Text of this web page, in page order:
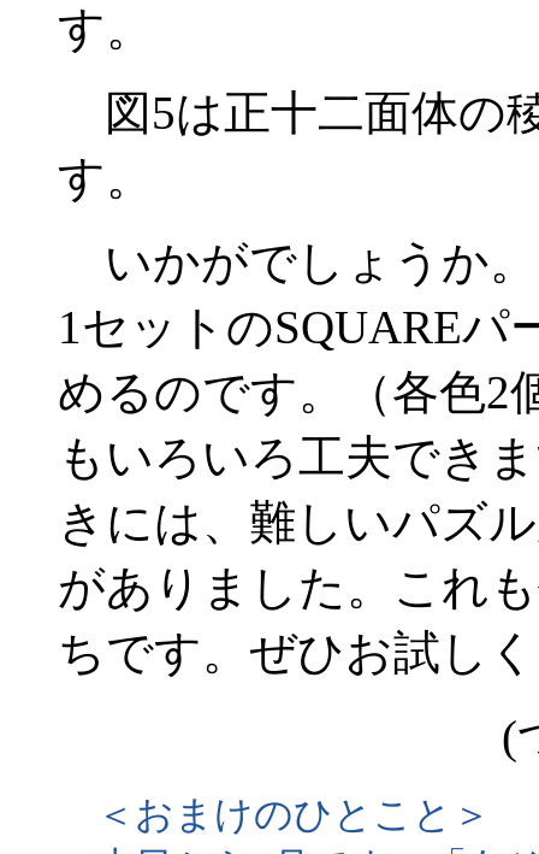
す。
図5は正十二面体の
す。
いかがでしょうか。
1セットのSQUAREパ
めるのです。（各色
もいろいろ工夫でき
きには、難しいパズ
がありました。これ
ちです。ぜひお試し
(
＜おまけのひとこと＞